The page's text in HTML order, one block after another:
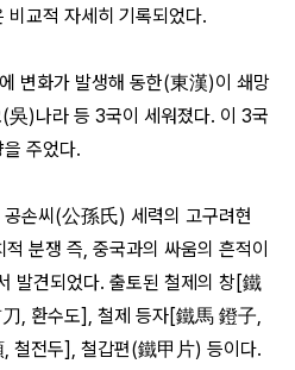
비교적 자세히 기록되었다.
변화가 발생해 동한(東漢)이 쇄망
)나라 등 3국이 세워졌다. 이 3국
주었다.
손씨(公孫氏) 세력의 고구려현
분쟁 즉, 중국과의 싸움의 흔적이
발견되었다. 출토된 철제의 창[鐵
, 환수도], 철제 등자[鐵馬 鐙子,
철전두], 철갑편(鐵甲片) 등이다.